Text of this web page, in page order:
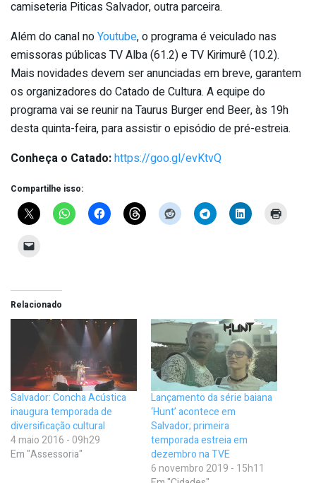
camiseteria Piticas Salvador, outra parceira.
Além do canal noYoutube, o programa é veiculado nas
emissoras públicas TV Alba (61.2) e TV Kirimurê (10.2).
Mais novidades devem ser anunciadas em breve, garantem
os organizadores do Catado de Cultura. A equipe do
programa vai se reunir na Taurus Burger end Beer, às 19h
desta quinta-feira, para assistir o episódio de pré-estreia.
Conheça o Catado:https://goo.gl/evKtvQ
Compartilhe isso:
Relacionado
Salvador: Concha Acústica
inaugura temporada de
diversificação cultural
4 maio 2016 - 09h29
Em "Assessoria"
Lançamento da série baiana
‘Hunt’ acontece em
Salvador; primeira
temporada estreia em
dezembro na TVE
6 novembro 2019 - 15h11